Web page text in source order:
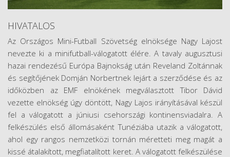
HIVATALOS
Az Országos Mini-Futball Szövetség elnöksége Nagy Lajost
nevezte ki a minifutball-válogatott élére. A tavaly augusztusi
hazai rendezésű Európa Bajnokság után Reveland Zoltánnak
és segítőjének Domján Norbertnek lejárt a szerződése és az
időközben az EMF elnökének megválasztott Tibor Dávid
vezette elnökség úgy döntött, Nagy Lajos irányításával készül
fel a válogatott a júniusi csehországi kontinensviadalra. A
felkészülés első állomásaként Tunéziába utazik a válogatott,
ahol egy rangos nemzetközi tornán méretteti meg magát a
kissé átalakított, megfiatalított keret. A válogatott felkészülése